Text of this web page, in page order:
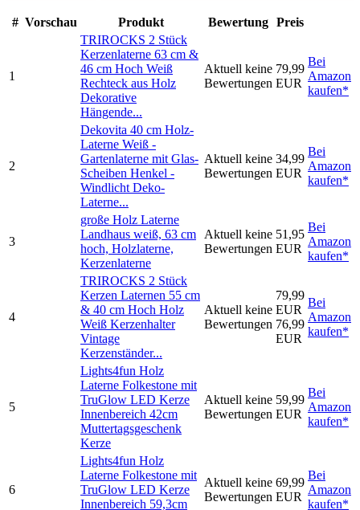
# Vorschau Produkt Bewertung Preis
1
TRIROCKS 2 Stück
Kerzenlaterne 63 cm &
46 cm Hoch Weiß
Rechteck aus Holz
Dekorative
Hängende...
Aktuell keine
Bewertungen
79,99
EUR
Bei
Amazon
kaufen*
2
Dekovita 40 cm Holz-
Laterne Weiß -
Gartenlaterne mit Glas-
Scheiben Henkel -
Windlicht Deko-
Laterne...
Aktuell keine
Bewertungen
34,99
EUR
Bei
Amazon
kaufen*
3
große Holz Laterne
Landhaus weiß, 63 cm
hoch, Holzlaterne,
Kerzenlaterne
Aktuell keine
Bewertungen
51,95
EUR
Bei
Amazon
kaufen*
4
TRIROCKS 2 Stück
Kerzen Laternen 55 cm
& 40 cm Hoch Holz
Weiß Kerzenhalter
Vintage
Kerzenständer...
Aktuell keine
Bewertungen
79,99
EUR
76,99
EUR
Bei
Amazon
kaufen*
5
Lights4fun Holz
Laterne Folkestone mit
TruGlow LED Kerze
Innenbereich 42cm
Muttertagsgeschenk
Kerze
Aktuell keine
Bewertungen
59,99
EUR
Bei
Amazon
kaufen*
6
Lights4fun Holz
Laterne Folkestone mit
TruGlow LED Kerze
Innenbereich 59,3cm
Aktuell keine
Bewertungen
69,99
EUR
Bei
Amazon
kaufen*